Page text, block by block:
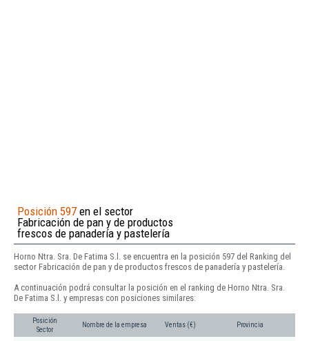
Posición 597 en el sector
Fabricación de pan y de productos
frescos de panadería y pastelería
Horno Ntra. Sra. De Fatima S.l. se encuentra en la posición 597 del Ranking del
sector Fabricación de pan y de productos frescos de panadería y pastelería.
A continuación podrá consultar la posición en el ranking de Horno Ntra. Sra.
De Fatima S.l. y empresas con posiciones similares:
Posición
Sector
Nombre de la empresa Ventas (€) Provincia